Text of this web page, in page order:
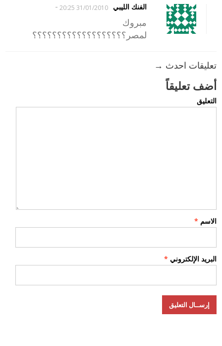
الفنك الليبي 31/01/2010 20:25
-
مبروك
لمصر؟؟؟؟؟؟؟؟؟؟؟؟؟؟؟؟؟؟؟
تعليقات احدث →
أضف تعليقاً
التعليق
الاسم *
البريد الإلكتروني *